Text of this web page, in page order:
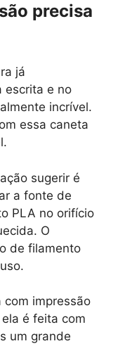
precisa
já
escrita e no
incrível.
essa caneta
sugerir é
a fonte de
PLA no orifício
O
de filamento
com impressão
é feita com
um grande